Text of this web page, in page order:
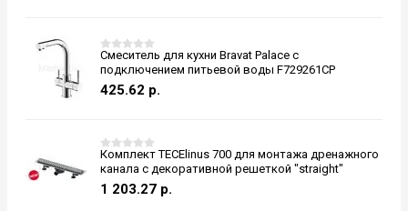
Смеситель для кухни Bravat Palace с
подключением питьевой воды F729261CP
425.62 р.
Комплект TECElinus 700 для монтажа дренажного
канала с декоративной решеткой "straight"
1 203.27 р.